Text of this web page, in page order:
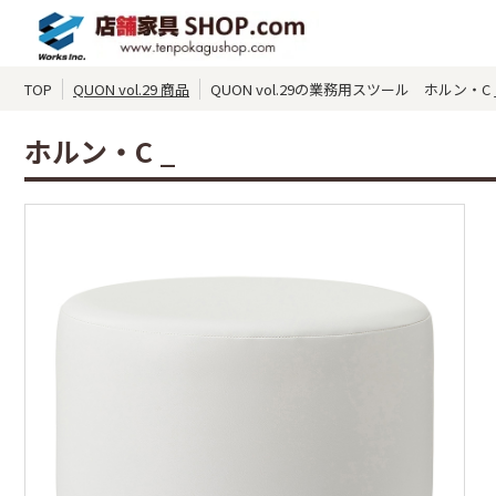
TOP QUON vol.29 商品 QUON vol.29の業務用スツール ホルン・C
ホルン・C _